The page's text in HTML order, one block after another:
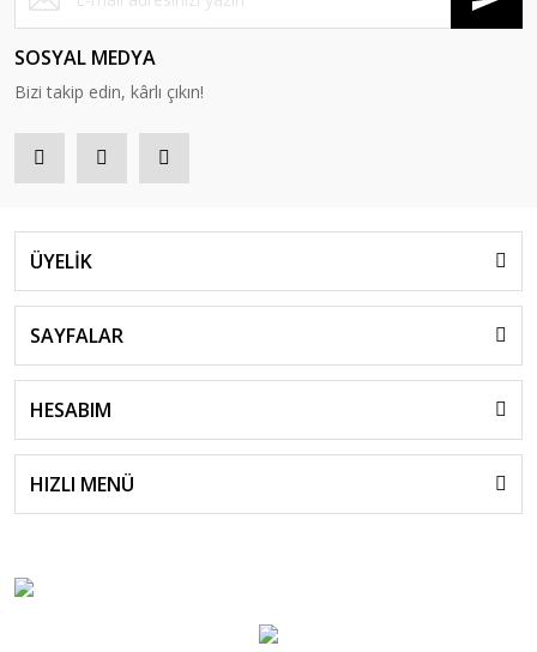
SOSYAL MEDYA
Bizi takip edin, kârlı çıkın!
ÜYELİK
SAYFALAR
HESABIM
HIZLI MENÜ